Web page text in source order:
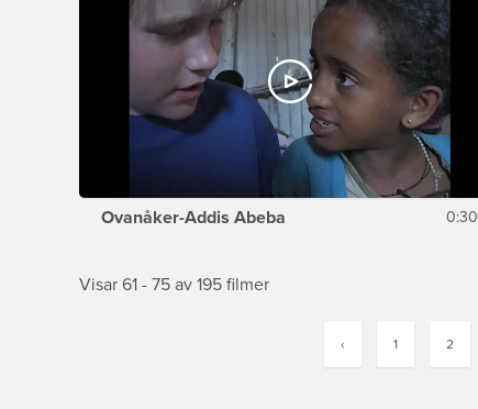
Ovanåker-Addis Abeba 0:30
Visar 61 - 75 av 195 filmer
‹ 1 2